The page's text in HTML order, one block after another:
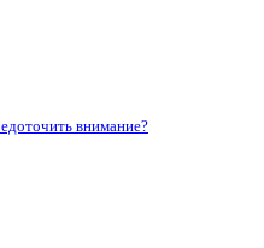
внимание?